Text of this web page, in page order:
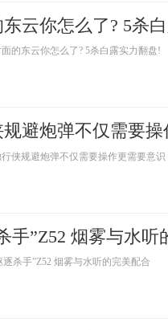
云你怎么了? 5杀
的东云你怎么了? 5杀白露实力翻盘!
避炮弹不仅需要
侠规避炮弹不仅需要操作更需要意识
手”Z52 烟雾与水听
逐杀手”Z52 烟雾与水听的完美配合